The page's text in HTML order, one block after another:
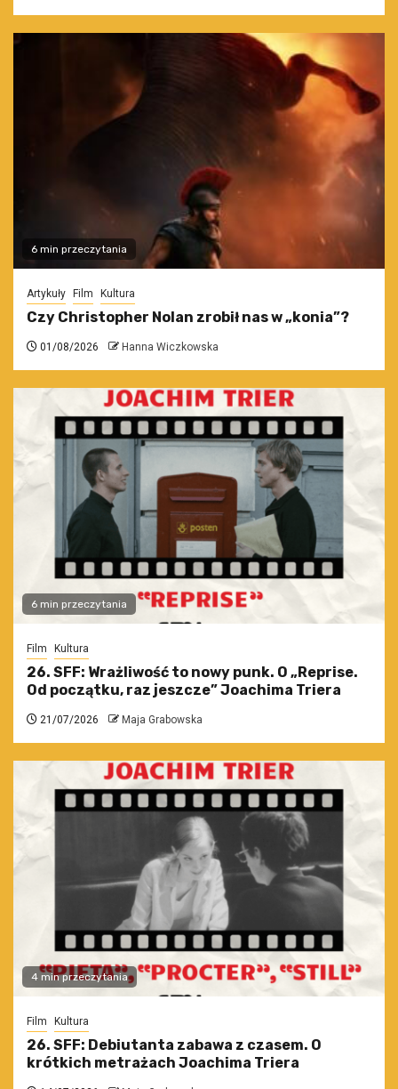
6 min przeczytania
Artykuły Film Kultura
Czy Christopher Nolan zrobił nas w „konia”?
01/08/2026 Hanna Wiczkowska
6 min przeczytania
Film Kultura
26. SFF: Wrażliwość to nowy punk. O „Reprise.
Od początku, raz jeszcze” Joachima Triera
21/07/2026 Maja Grabowska
4 min przeczytania
Film Kultura
26. SFF: Debiutanta zabawa z czasem. O
krótkich metrażach Joachima Triera